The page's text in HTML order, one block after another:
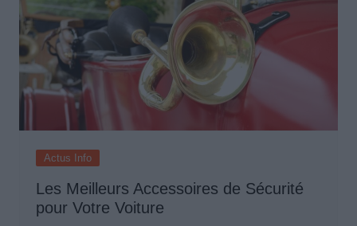
Actus Info
Les Meilleurs Accessoires de Sécurité
pour Votre Voiture